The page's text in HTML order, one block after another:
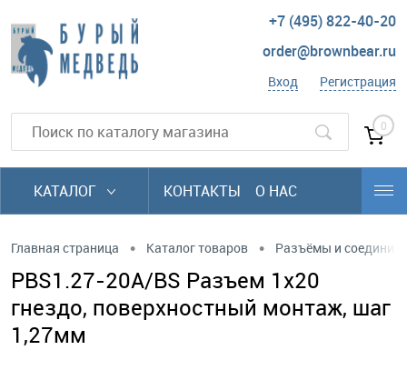
+7 (495) 822-40-20
order@brownbear.ru
Вход Регистрация
0
КАТАЛОГ КОНТАКТЫ О НАС
Главная страница • Каталог товаров • Разъёмы и
PBS1.27-20A/BS Разъем 1х20
гнездо, поверхностный монтаж, шаг
1,27мм